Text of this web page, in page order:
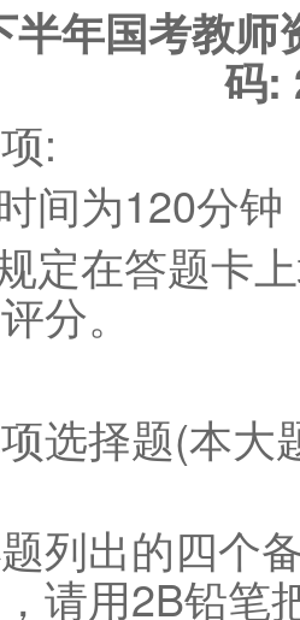
年国考教师
码:
:
为120分钟
在答题卡上
分。
择题(本大
出的四个备
请用2B铅笔